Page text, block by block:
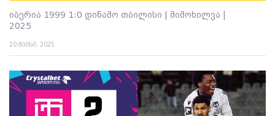
იბერია 1999 1:0 დინამო თბილისი | მიმოხილვა |
2025
20 მაისი. 2025